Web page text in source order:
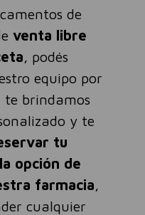
de
venta libre
, podés
equipo por
te brindamos
y te
tu
opción de
farmacia,
cualquier